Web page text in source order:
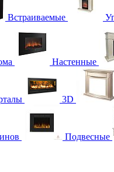
Встраиваемые
Настенные
3D
Подвесные